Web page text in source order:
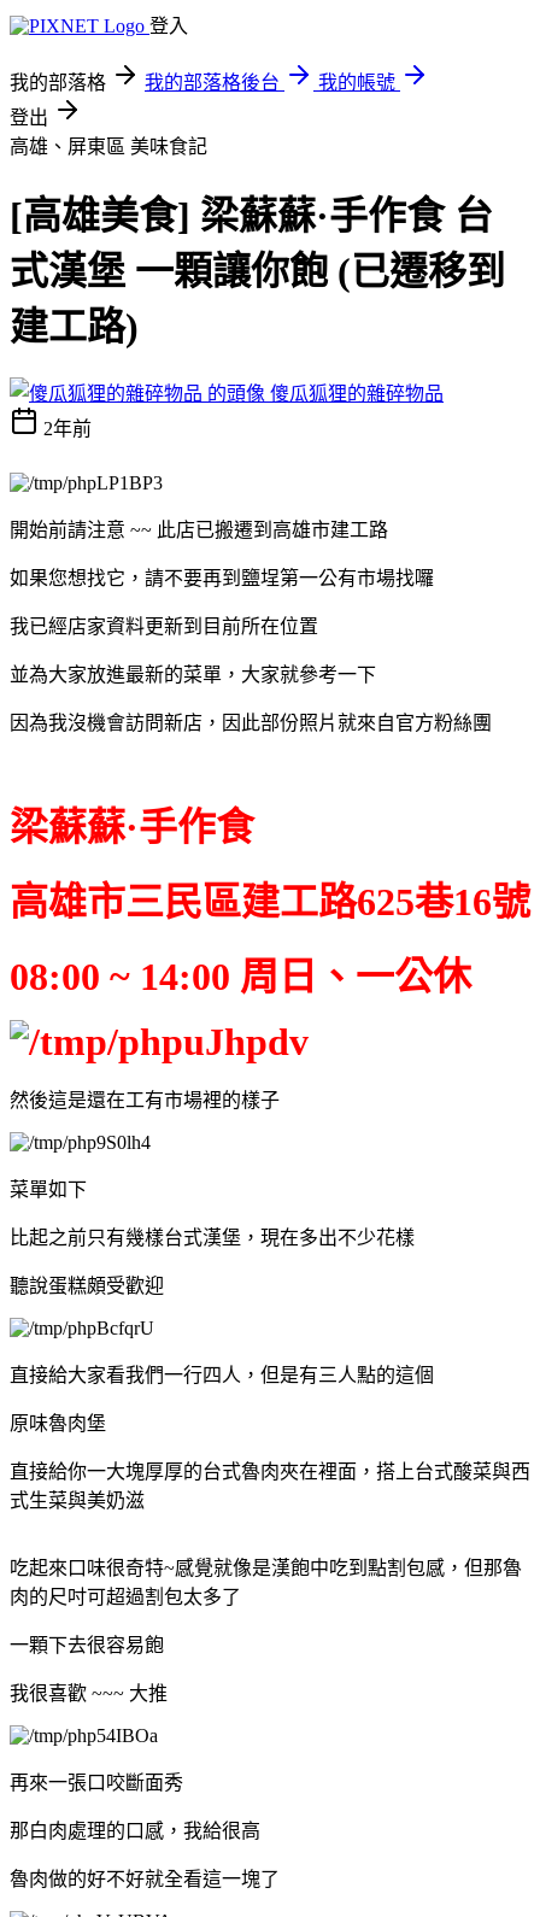
登入
我的部落格 我的部落格後台
我的帳號
登出
高雄、屏東區 美味食記
[高雄美食] 梁蘇蘇·手作食 台
式漢堡 一顆讓你飽 (已遷移到
建工路)
傻瓜狐狸的雜碎物品
2年前
開始前請注意 ~~ 此店已搬遷到高雄市建工路
如果您想找它，請不要再到鹽埕第一公有市場找囉
我已經店家資料更新到目前所在位置
並為大家放進最新的菜單，大家就參考一下
因為我沒機會訪問新店，因此部份照片就來自官方粉絲團
梁蘇蘇·手作食
高雄市三民區建工路625巷16號
08:00 ~ 14:00 周日、一公休
然後這是還在工有市場裡的樣子
菜單如下
比起之前只有幾樣台式漢堡，現在多出不少花樣
聽說蛋糕頗受歡迎
直接給大家看我們一行四人，但是有三人點的這個
原味魯肉堡
直接給你一大塊厚厚的台式魯肉夾在裡面，搭上台式酸菜與西
式生菜與美奶滋
吃起來口味很奇特~感覺就像是漢飽中吃到點割包感，但那魯
肉的尺吋可超過割包太多了
一顆下去很容易飽
我很喜歡 ~~~ 大推
再來一張口咬斷面秀
那白肉處理的口感，我給很高
魯肉做的好不好就全看這一塊了